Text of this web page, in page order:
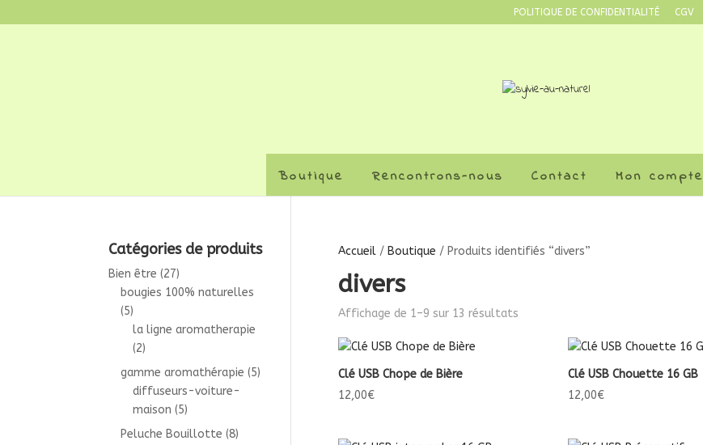
POLITIQUE DE CONFIDENTIALITÉ CGV
Boutique Rencontrons-nous Contact Mon compte
Accueil/ Boutique / Produits identifiés “divers”
divers
Affichage de 1–9 sur 13 résultats
Clé USB Chope de Bière
12,00€
Clé USB Chouette 16 GB
12,00€
Catégories de produits
Bien être (27)
bougies 100% naturelles
(5)
la ligne aromatherapie
(2)
gamme aromathérapie (5)
diffuseurs-voiture-
maison (5)
Peluche Bouillotte (8)